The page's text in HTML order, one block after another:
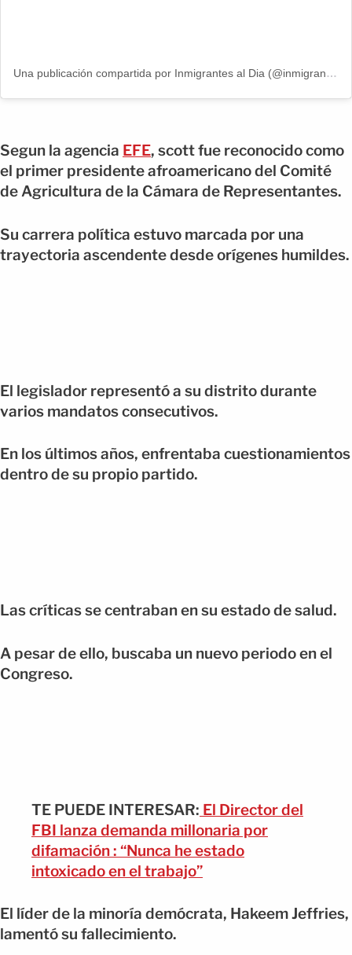
Una publicación compartida por Inmigrantes al Dia (@inmigrantesaldia)
Segun la agencia EFE, scott fue reconocido como
el primer presidente afroamericano del Comité
de Agricultura de la Cámara de Representantes.
Su carrera política estuvo marcada por una
trayectoria ascendente desde orígenes humildes.
El legislador representó a su distrito durante
varios mandatos consecutivos.
En los últimos años, enfrentaba cuestionamientos
dentro de su propio partido.
Las críticas se centraban en su estado de salud.
A pesar de ello, buscaba un nuevo periodo en el
Congreso.
TE PUEDE INTERESAR: El Director del
FBI lanza demanda millonaria por
difamación : “Nunca he estado
intoxicado en el trabajo”
El líder de la minoría demócrata, Hakeem Jeffries,
lamentó su fallecimiento.